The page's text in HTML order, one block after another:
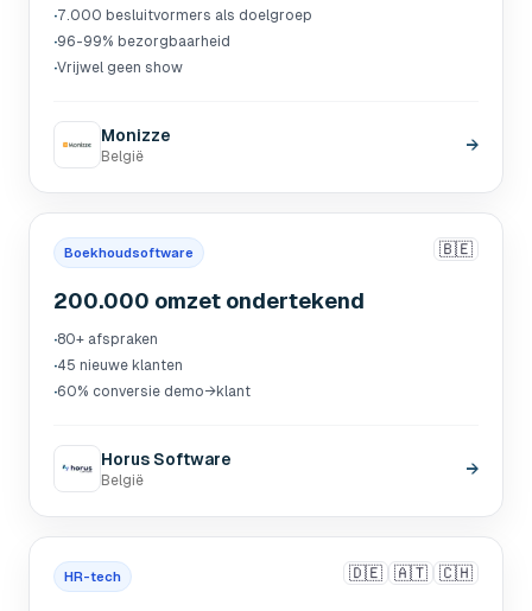
·7.000 besluitvormers als doelgroep
·96-99% bezorgbaarheid
·Vrijwel geen show
Monizze
België
→
Boekhoudsoftware 🇧🇪
200.000 omzet ondertekend
·80+ afspraken
·45 nieuwe klanten
·60% conversie demo→klant
Horus Software
België
→
HR-tech 🇩🇪 🇦🇹 🇨🇭